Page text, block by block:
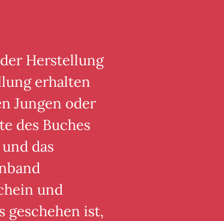
Herstellung
erhalten
Jungen oder
des Buches
das
und
geschehen ist,